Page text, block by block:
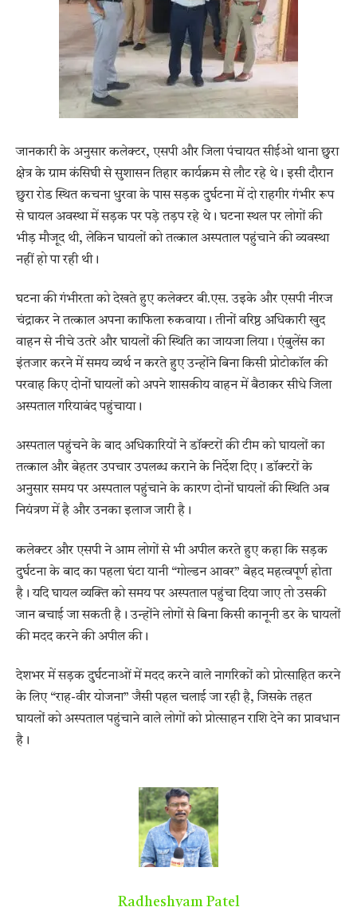
जानकारी के अनुसार कलेक्टर, एसपी और जिला पंचायत सीईओ थाना छुरा
क्षेत्र के ग्राम कंसिघी से सुशासन तिहार कार्यक्रम से लौट रहे थे। इसी दौरान
छुरा रोड स्थित कचना धुरवा के पास सड़क दुर्घटना में दो राहगीर गंभीर रूप
से घायल अवस्था में सड़क पर पड़े तड़प रहे थे। घटना स्थल पर लोगों की
भीड़ मौजूद थी, लेकिन घायलों को तत्काल अस्पताल पहुंचाने की व्यवस्था
नहीं हो पा रही थी।
घटना की गंभीरता को देखते हुए कलेक्टर बी.एस. उइके और एसपी नीरज
चंद्राकर ने तत्काल अपना काफिला रुकवाया। तीनों वरिष्ठ अधिकारी खुद
वाहन से नीचे उतरे और घायलों की स्थिति का जायजा लिया। एंबुलेंस का
इंतजार करने में समय व्यर्थ न करते हुए उन्होंने बिना किसी प्रोटोकॉल की
परवाह किए दोनों घायलों को अपने शासकीय वाहन में बैठाकर सीधे जिला
अस्पताल गरियाबंद पहुंचाया।
अस्पताल पहुंचने के बाद अधिकारियों ने डॉक्टरों की टीम को घायलों का
तत्काल और बेहतर उपचार उपलब्ध कराने के निर्देश दिए। डॉक्टरों के
अनुसार समय पर अस्पताल पहुंचाने के कारण दोनों घायलों की स्थिति अब
नियंत्रण में है और उनका इलाज जारी है।
कलेक्टर और एसपी ने आम लोगों से भी अपील करते हुए कहा कि सड़क
दुर्घटना के बाद का पहला घंटा यानी “गोल्डन आवर” बेहद महत्वपूर्ण होता
है। यदि घायल व्यक्ति को समय पर अस्पताल पहुंचा दिया जाए तो उसकी
जान बचाई जा सकती है। उन्होंने लोगों से बिना किसी कानूनी डर के घायलों
की मदद करने की अपील की।
देशभर में सड़क दुर्घटनाओं में मदद करने वाले नागरिकों को प्रोत्साहित करने
के लिए “राह-वीर योजना” जैसी पहल चलाई जा रही है, जिसके तहत
घायलों को अस्पताल पहुंचाने वाले लोगों को प्रोत्साहन राशि देने का प्रावधान
है।
Radheshyam Patel